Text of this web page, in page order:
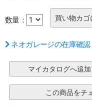
数量：
ネオガレージの在庫確認